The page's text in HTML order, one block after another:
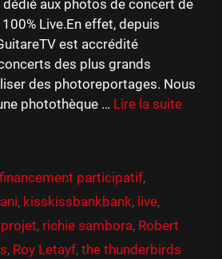
dédié aux photos de concert de
Live.En effet, depuis
est accrédité
des plus grands
des photoreportages. Nous
photothèque … Lire la suite
financement participatif,
, kisskissbankbank, live,
projet, richie sambora, Robert
, Roy Letayf, the thunderbirds